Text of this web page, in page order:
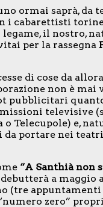
ormai saprà, da
i cabarettisti
legame, il nostro,
per la rassegna
di cose da
non è mai
pubblicitari
televisive
o Telecupole) e,
da portare nei
“A Santhià non
debutterà a maggio
(tre appuntamenti
zero”